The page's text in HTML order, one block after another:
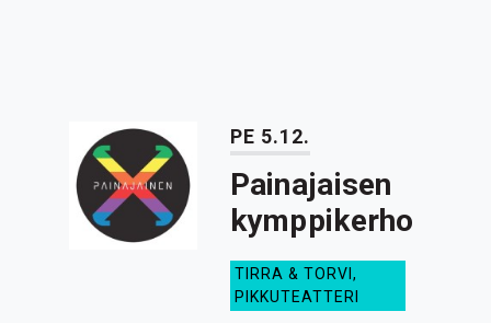
PE 5.12.
Painajaisen
kymppikerho
TIRRA & TORVI,
PIKKUTEATTERI